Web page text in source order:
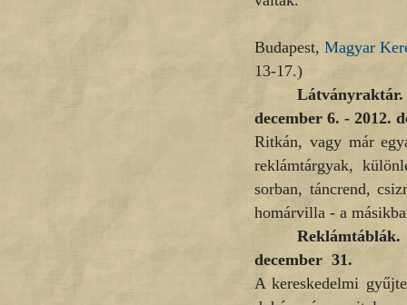
Budapest,Magyar
13-17.)
december 6. - 2012.
Ritkán, vagy már
reklámtárgyak,
sorban, táncrend,
homárvilla - a
december 31.
A kereskedelmi